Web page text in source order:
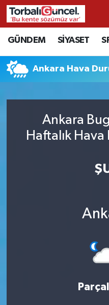
GÜNDEM SİYASET
Ankara Hava
Ankara
Haftalık
İzmir Nöbetçi
İzmir Hava Durumu
İzmir Trafik
Süper Lig Puan